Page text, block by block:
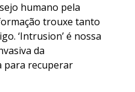
humano pela
trouxe tanto
‘Intrusion’ é nossa
da
para recuperar